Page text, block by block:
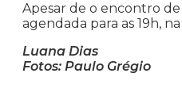
Apesar de o encontro de
agendada para as 19h,
Luana Dias
Fotos: Paulo Grégio